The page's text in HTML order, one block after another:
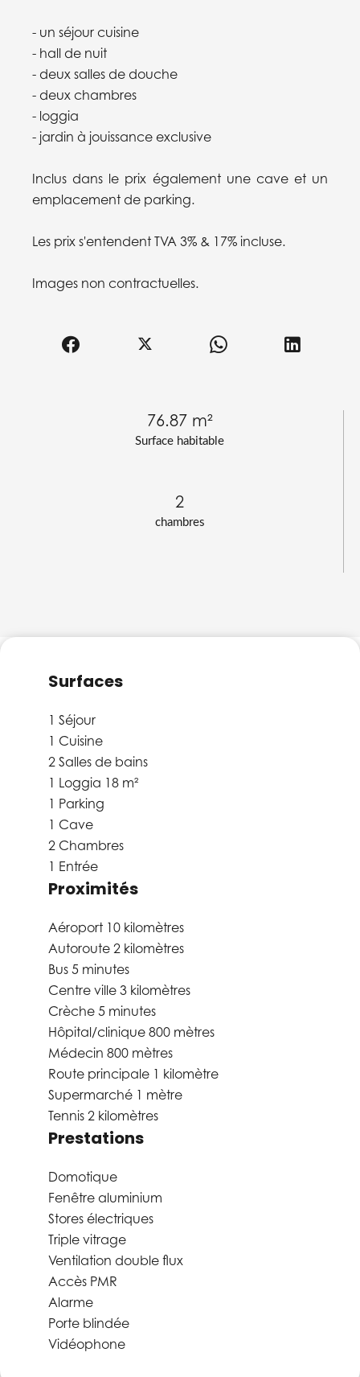
Surface habitable
76.87 m²
chambres
2
- un séjour cuisine
- hall de nuit
- deux salles de douche
- deux chambres
- loggia
- jardin à jouissance exclusive
Inclus dans le prix également une cave et un
emplacement de parking.
Les prix s'entendent TVA 3% & 17% incluse.
Images non contractuelles.
Surfaces
1 Séjour
1 Cuisine
2 Salles de bains
1 Loggia 18 m²
1 Parking
1 Cave
2 Chambres
1 Entrée
Proximités
Aéroport 10 kilomètres
Autoroute 2 kilomètres
Bus 5 minutes
Centre ville 3 kilomètres
Crèche 5 minutes
Hôpital/clinique 800 mètres
Médecin 800 mètres
Route principale 1 kilomètre
Supermarché 1 mètre
Tennis 2 kilomètres
Prestations
Domotique
Fenêtre aluminium
Stores électriques
Triple vitrage
Ventilation double flux
Accès PMR
Alarme
Porte blindée
Vidéophone